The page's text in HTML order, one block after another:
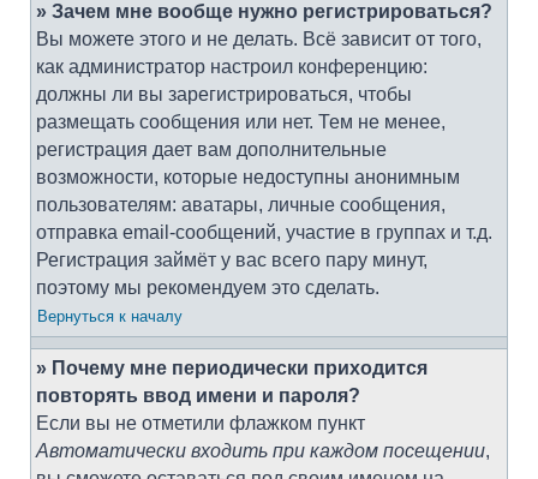
» Зачем мне вообще нужно регистрироваться?
Вы можете этого и не делать. Всё зависит от того,
как администратор настроил конференцию:
должны ли вы зарегистрироваться, чтобы
размещать сообщения или нет. Тем не менее,
регистрация дает вам дополнительные
возможности, которые недоступны анонимным
пользователям: аватары, личные сообщения,
отправка email-сообщений, участие в группах и т.д.
Регистрация займёт у вас всего пару минут,
поэтому мы рекомендуем это сделать.
Вернуться к началу
» Почему мне периодически приходится
повторять ввод имени и пароля?
Если вы не отметили флажком пункт
Автоматически входить при каждом посещении,